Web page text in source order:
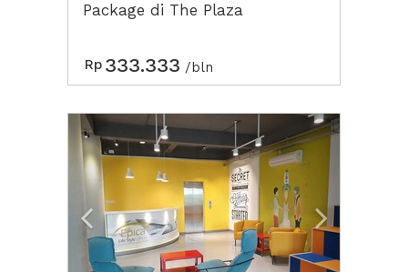
Package di The Plaza
Rp 333.333 /bln
Previous Next2